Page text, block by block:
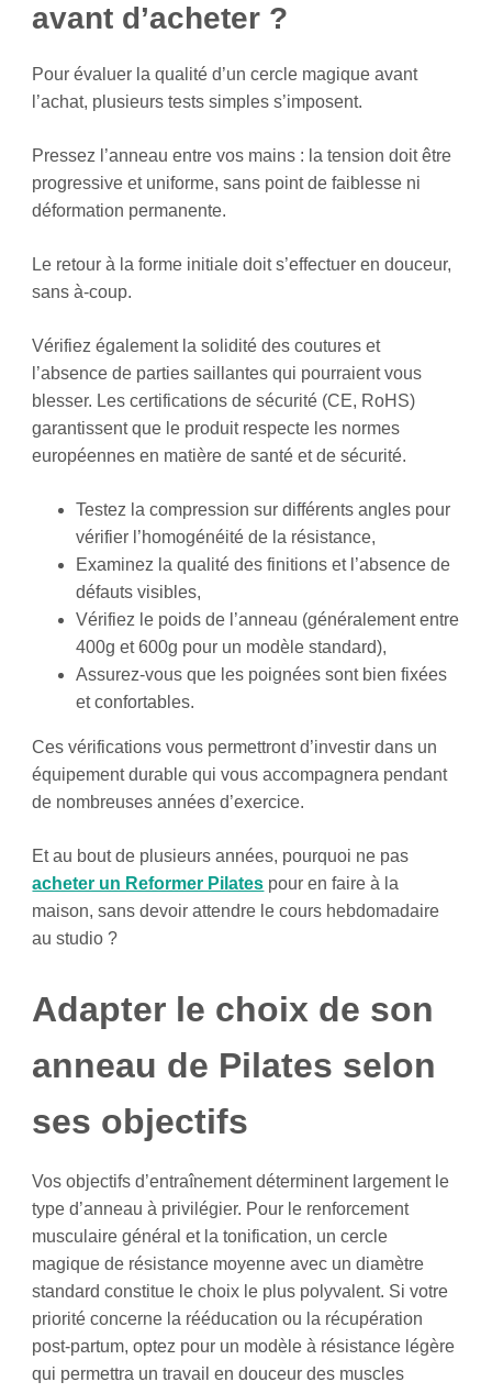
avant d’acheter ?
Pour évaluer la qualité d’un cercle magique avant
l’achat, plusieurs tests simples s’imposent.
Pressez l’anneau entre vos mains : la tension doit être
progressive et uniforme, sans point de faiblesse ni
déformation permanente.
Le retour à la forme initiale doit s’effectuer en douceur,
sans à-coup.
Vérifiez également la solidité des coutures et
l’absence de parties saillantes qui pourraient vous
blesser. Les certifications de sécurité (CE, RoHS)
garantissent que le produit respecte les normes
européennes en matière de santé et de sécurité.
Testez la compression sur différents angles pour
vérifier l’homogénéité de la résistance,
Examinez la qualité des finitions et l’absence de
défauts visibles,
Vérifiez le poids de l’anneau (généralement entre
400g et 600g pour un modèle standard),
Assurez-vous que les poignées sont bien fixées
et confortables.
Ces vérifications vous permettront d’investir dans un
équipement durable qui vous accompagnera pendant
de nombreuses années d’exercice.
Et au bout de plusieurs années, pourquoi ne pas
acheter un Reformer Pilates pour en faire à la
maison, sans devoir attendre le cours hebdomadaire
au studio ?
Adapter le choix de son
anneau de Pilates selon
ses objectifs
Vos objectifs d’entraînement déterminent largement le
type d’anneau à privilégier. Pour le renforcement
musculaire général et la tonification, un cercle
magique de résistance moyenne avec un diamètre
standard constitue le choix le plus polyvalent. Si votre
priorité concerne la rééducation ou la récupération
post-partum, optez pour un modèle à résistance légère
qui permettra un travail en douceur des muscles